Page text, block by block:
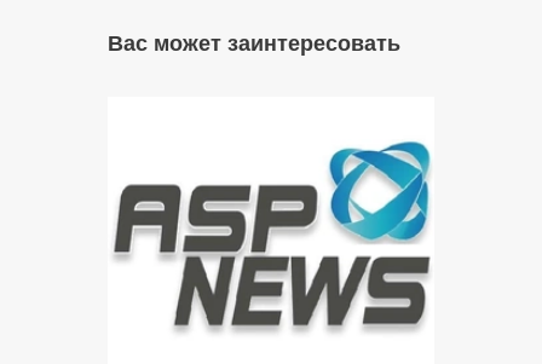
Вас может заинтересовать